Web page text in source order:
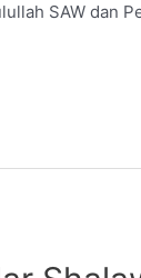
SAW dan